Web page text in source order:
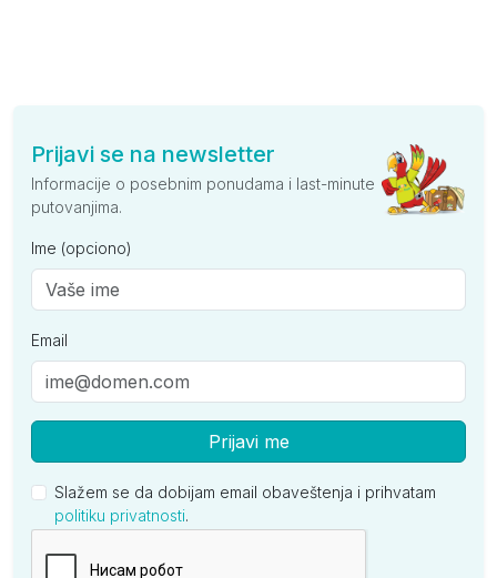
Prijavi se na newsletter
Informacije o posebnim ponudama i last-minute
putovanjima.
Ime (opciono)
Email
Prijavi me
Slažem se da dobijam email obaveštenja i prihvatam
politiku privatnosti.